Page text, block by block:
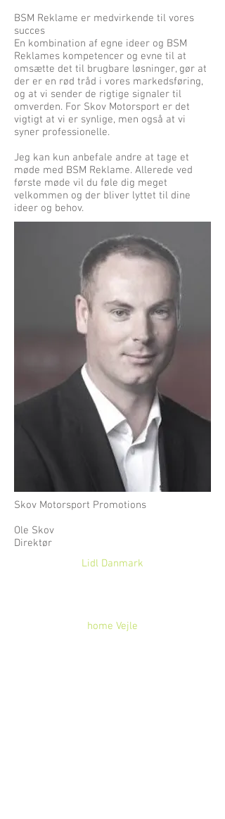
BSM Reklame er medvirkende til vores
succes
En kombination af egne ideer og BSM
Reklames kompetencer og evne til at
omsætte det til brugbare løsninger, gør at
der er en rød tråd i vores markedsføring,
og at vi sender de rigtige signaler til
omverden. For Skov Motorsport er det
vigtigt at vi er synlige, men også at vi
syner professionelle.
Jeg kan kun anbefale andre at tage et
møde med BSM Reklame. Allerede ved
første møde vil du føle dig meget
velkommen og der bliver lyttet til dine
ideer og behov.
Skov Motorsport Promotions
Ole Skov
Direktør
Lidl Danmark
home Vejle